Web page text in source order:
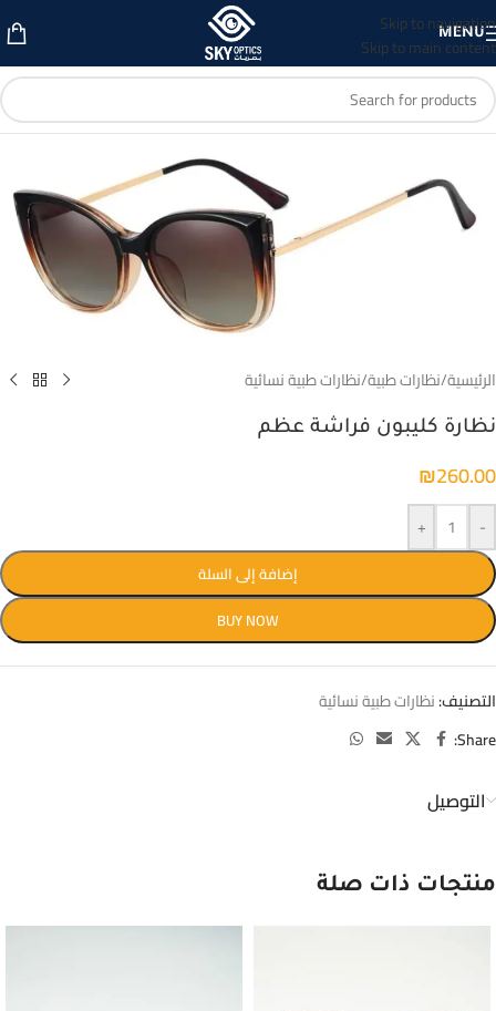
Skip to navigation
Skip to main content
MENU
الرئيسية/نظارات طبية/نظارات طبية نسائية
نظارة كليبون فراشة عظم
₪260.00
-
+
إضافة إلى السلة
BUY NOW
التصنيف:نظارات طبية نسائية
Share:
التوصيل
منتجات ذات صلة